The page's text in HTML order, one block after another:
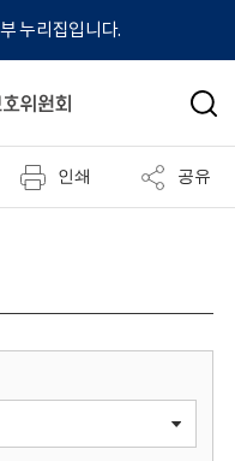
누리집입니다.
검
인쇄 공유